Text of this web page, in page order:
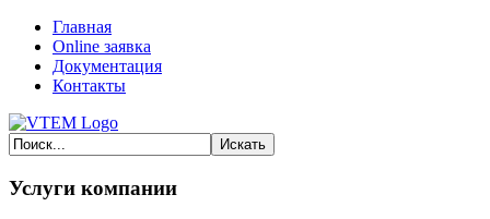
Главная
Online заявка
Документация
Контакты
Услуги компании